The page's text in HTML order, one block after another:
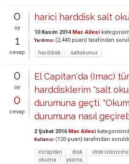
0
oy
1
cevap
harici harddisk salt
10 Kasım 2014 Mac Ailesi
Yardımcı (2,440 puan) tarafından
harddisk
saltokunur
0
oy
0
cevap
El Capitan'da (Imac)
harddisklerim "salt
durumuna geçti.
durumuna nasıl
2 Şubat 2016 Mac Ailesi
Kullanıcı (120 puan) tarafından
elcapitan
disk disk-izlencesi
okuma
yazma